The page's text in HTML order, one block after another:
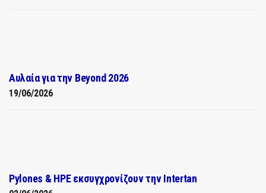
Αυλαία για την Beyond 2026
19/06/2026
Pylones & HPE εκσυγχρονίζουν την Intertan